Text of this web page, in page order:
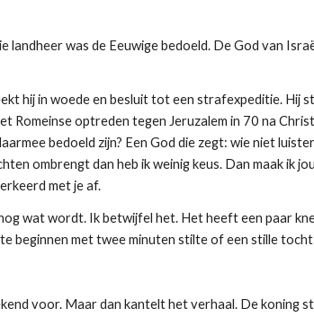
was de Eeuwige bedoeld. De God van
hij in woede en besluit tot een strafexpeditie. Hij
optreden tegen Jeruzalem in 70 na
bedoeld zijn? Een God die zegt: wie niet
ombrengt dan heb ik weinig keus. Dan maak ik
met je af.
wat wordt. Ik betwijfel het. Het heeft een paar
beginnen met twee minuten stilte of een stille
voor. Maar dan kantelt het verhaal. De koning